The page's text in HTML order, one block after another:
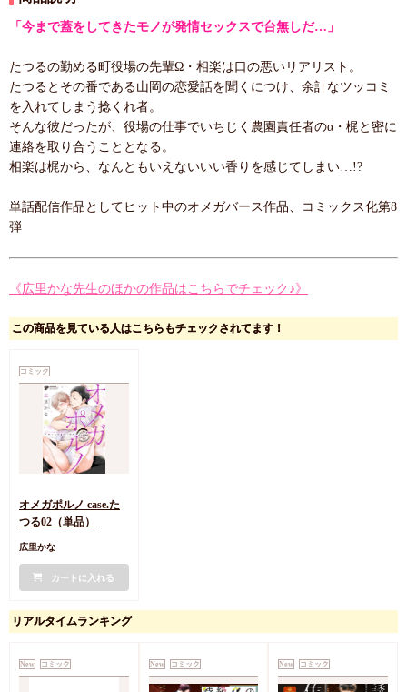
「今まで蓋をしてきたモノが発情セックスで台無しだ…」
たつるの勤める町役場の先輩Ω・相楽は口の悪いリアリスト。
たつるとその番である山岡の恋愛話を聞くにつけ、余計なツッコミ
を入れてしまう捻くれ者。
そんな彼だったが、役場の仕事でいちじく農園責任者のα・梶と密に
連絡を取り合うこととなる。
相楽は梶から、なんともいえないいい香りを感じてしまい…!?
単話配信作品としてヒット中のオメガバース作品、コミックス化第8
弾
《広里かな先生のほかの作品はこちらでチェック♪》
この商品を見ている人はこちらもチェックされてます！
コミック
オメガポルノ case.た
つる02（単品）
広里かな
カートに入れる
リアルタイムランキング
New コミック New コミック New コミック